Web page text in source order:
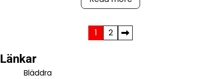
pagination
1 2
Länkar
Bläddra